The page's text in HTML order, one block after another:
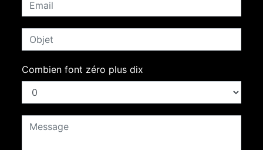
Combien font zéro plus dix